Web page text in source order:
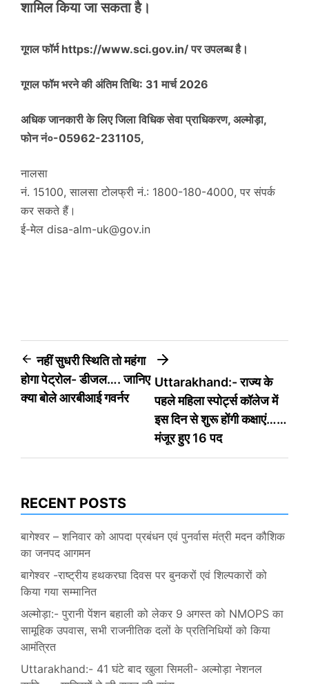
शामिल किया जा सकता है।
गूगल फॉर्म https://www.sci.gov.in/ पर उपलब्ध है।
गूगल फॉम भरने की अंतिम तिथि: 31 मार्च 2026
अधिक जानकारी के लिए जिला विधिक सेवा प्राधिकरण, अल्मोड़ा,
फोन नं०-05962-231105,
नालसा
नं. 15100, सालसा टोलफ्री नं.: 1800-180-4000, पर संपर्क
कर सकते हैं।
ई-मेल disa-alm-uk@gov.in
Post
navigation
नहीं सुधरी स्थिति तो महंगा
होगा पेट्रोल- डीजल…. जानिए
क्या बोले आरबीआई गवर्नर
Uttarakhand:- राज्य के
पहले महिला स्पोर्ट्स कॉलेज में
इस दिन से शुरू होंगी कक्षाएं……
मंजूर हुए 16 पद
RECENT POSTS
बागेश्वर – शनिवार को आपदा प्रबंधन एवं पुनर्वास मंत्री मदन कौशिक
का जनपद आगमन
बागेश्वर -राष्ट्रीय हथकरघा दिवस पर बुनकरों एवं शिल्पकारों को
किया गया सम्मानित
अल्मोड़ा:- पुरानी पेंशन बहाली को लेकर 9 अगस्त को NMOPS का
सामूहिक उपवास, सभी राजनीतिक दलों के प्रतिनिधियों को किया
आमंत्रित
Uttarakhand:- 41 घंटे बाद खुला सिमली- अल्मोड़ा नेशनल